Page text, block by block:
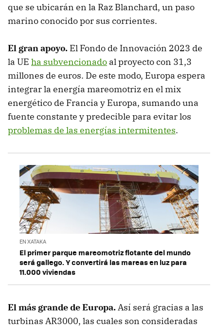
que se ubicarán en la Raz Blanchard, un paso
marino conocido por sus corrientes.
El gran apoyo. El Fondo de Innovación 2023 de
la UE ha subvencionado al proyecto con 31,3
millones de euros. De este modo, Europa espera
integrar la energía mareomotriz en el mix
energético de Francia y Europa, sumando una
fuente constante y predecible para evitar los
problemas de las energías intermitentes.
EN XATAKA
El primer parque mareomotriz flotante del mundo
será gallego. Y convertirá las mareas en luz para
11.000 viviendas
El más grande de Europa.Así será gracias a las
turbinas AR3000, las cuales son consideradas